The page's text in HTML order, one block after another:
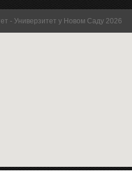
- Универзитет у Новом Саду 2026